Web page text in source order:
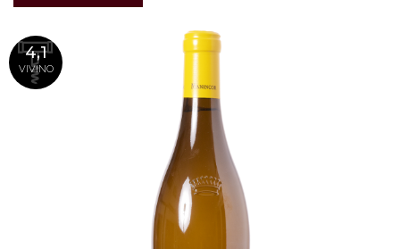
4,1
VIVINO